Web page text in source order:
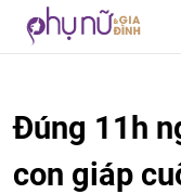
Đúng 11h
con giáp